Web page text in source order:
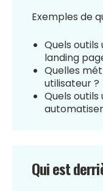
Exemples de
Quels
landing
Quelles
utilisateur ?
Quels
Qui est